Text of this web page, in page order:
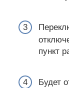
пункт
Будет